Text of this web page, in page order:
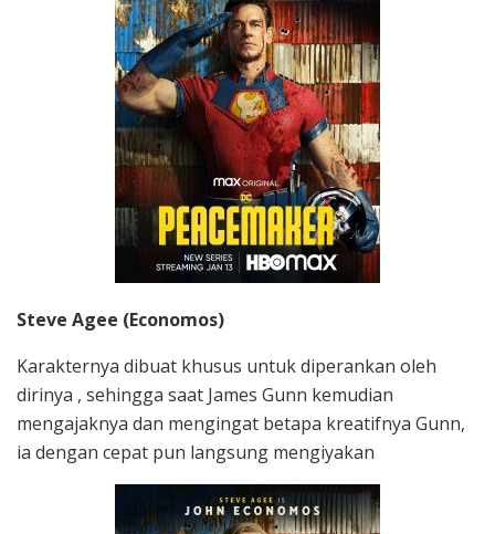
Steve Agee (Economos)
Karakternya dibuat khusus untuk diperankan oleh
dirinya , sehingga saat James Gunn kemudian
mengajaknya dan mengingat betapa kreatifnya Gunn,
ia dengan cepat pun langsung mengiyakan